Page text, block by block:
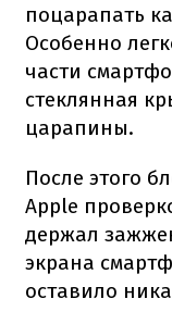
поцарапать
Особенно
части
стеклянная
царапины.
После этого
Apple
держал
экрана
оставило